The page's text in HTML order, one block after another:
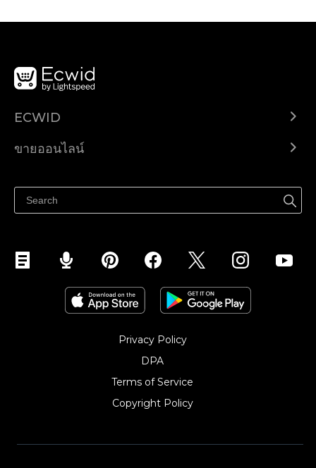
ECWID
ราคา
ขายออนไลน์
ขายบนเฟสบุ๊ค
Privacy Policy
DPA
Terms of Service
Copyright Policy‎